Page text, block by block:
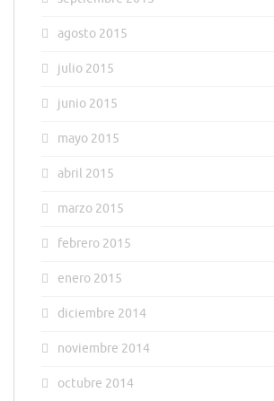
agosto 2015
julio 2015
junio 2015
mayo 2015
abril 2015
marzo 2015
febrero 2015
enero 2015
diciembre 2014
noviembre 2014
octubre 2014